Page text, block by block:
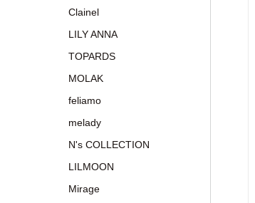
Clainel
LILY ANNA
TOPARDS
MOLAK
feliamo
melady
N's COLLECTION
LILMOON
Mirage